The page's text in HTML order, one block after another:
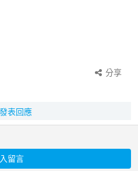
分享
表回應
留言